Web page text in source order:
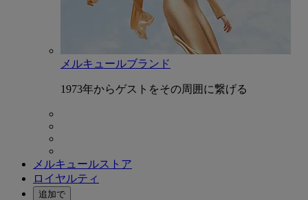
メルキュールブランド
1973年からゲストをその周囲に繋げる
メルキュールストア
ロイヤルティ
追加で